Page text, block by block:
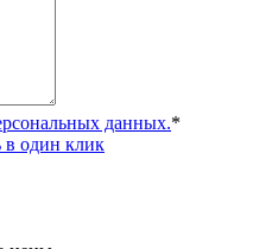
данных.*
в один клик